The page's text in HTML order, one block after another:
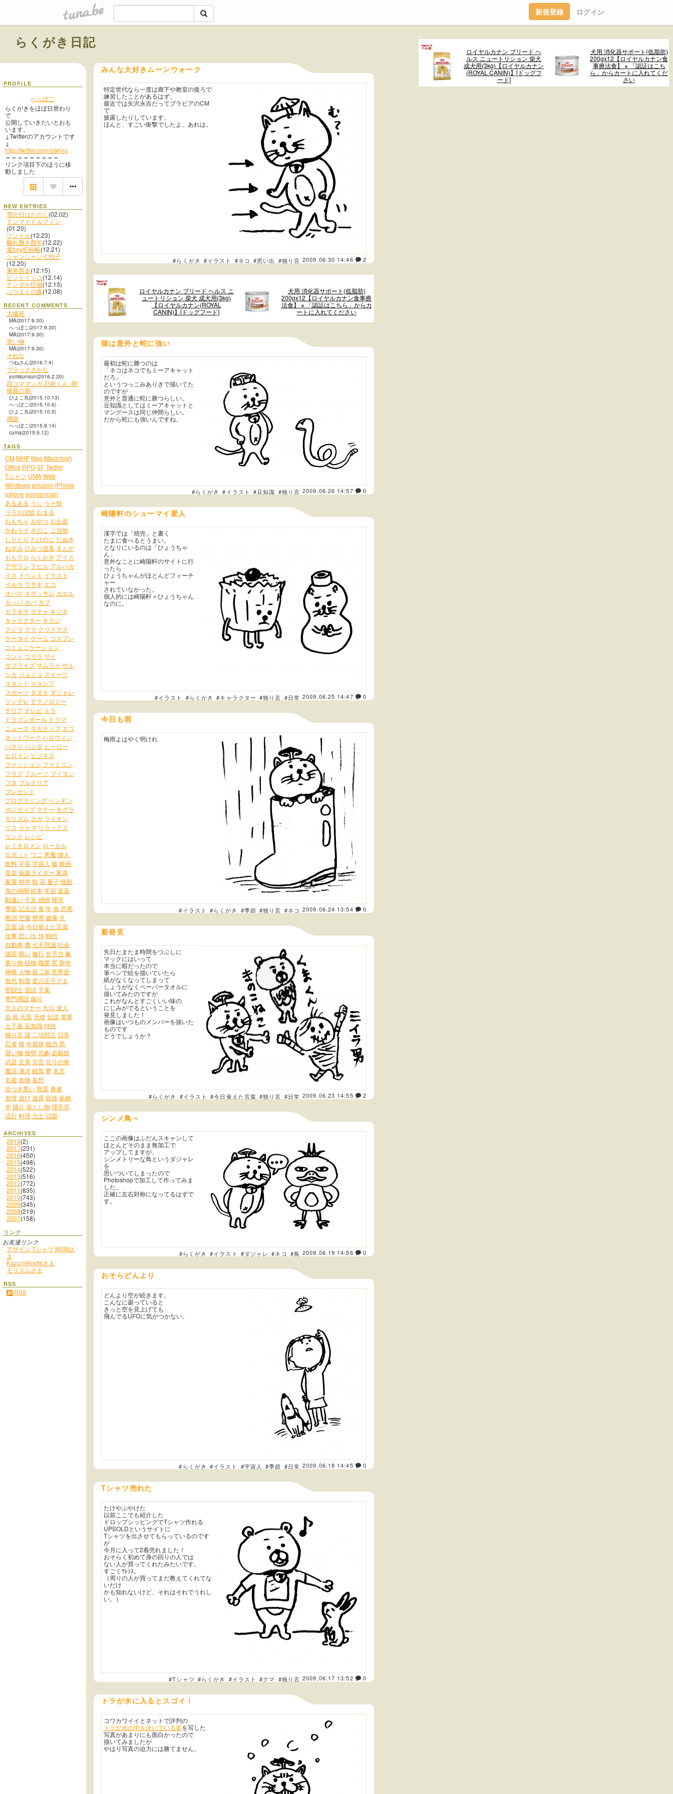
tuna.be 新規登録 ログイン
ロイヤルカナン ブリード ヘ
ルス ニュートリション 柴犬
成犬用(3kg)【ロイヤルカナン
(ROYAL CANIN)】[ドッグフ
ード]
犬用 消化器サポート(低脂肪)
200gx12【ロイヤルカナン食
事療法食】 ※ 「認証はこち
ら」からカートに入れてくだ
さい
らくがき日記
PROFILE
へっぽこ
らくがきをほぼ日替わり
で
公開していきたいとおも
います。
↓Twitterのアカウントです
↓
http://twitter.com/izahiro
＝＝＝＝＝＝＝＝＝
リンク項目下のほうに移
動しました
NEW ENTRIES
雪の日はたのし(02.02)
ドンマイドルフィン
(01.20)
ツンドル(12.23)
離れ難き酉年(12.22)
鬼hey犯科帳(12.21)
シャンシャン七拍子
(12.20)
東奔西走(12.15)
ビットインコ(12.14)
ナンダか巨猫(12.13)
ぶつよくの森(12.08)
RECENT COMMENTS
大爆死
MA(2017.9.30)
へっぽこ(2017.9.30)
MA(2017.9.30)
買い物
MA(2017.9.30)
それな
つねさん(2016.7.4)
ブラックさかな
yumisunsun(2016.2.20)
四コママンガ 忍術くん -阿
修羅の章-
ひよこ丸(2015.10.13)
へっぽこ(2015.10.6)
ひよこ丸(2015.10.5)
感謝
へっぽこ(2015.9.14)
cuma(2015.9.12)
TAGS
CMMHPMacMacintosh
Office RPGSFTwitter
Tシャツ UMAWeb
Windowsamazon iPhone
iphoneponponpain
あるある うし うそ祭
うろおぼ絵 おまる
おもちゃ おやつ お土産
かわうそ きのこ ご当地
しりとり たけのこ たぬき
ねずみひみつ道具 まんが
ももクロ らくがき アイス
アザラシ アヒル アルパカ
イス イベント イラスト
イルカ ウサギ エコ
オバケ オポッサム カエル
カッパ カバ カブ
カラオケ ガチャ キツネ
キャラクター キリン
クジラ クマ クリスマス
ケータイ ゲーム コスプレ
コミュニケーション
コント ゴリラ サイ
サプライズサムライ サル
シカ ジョジョ スイーツ
スタンド スタンプ
スポーツ タヌキ ダジャレ
ツンデレ テクノロジー
テリア テレビ トラ
ドラゴンボール ドラマ
ニュース ネガティブ ネコ
ネットワーク ハロウィン
パクリ パンダ ヒーロー
ヒロイン ビジネス
ファッション ファミコン
フラグ フルーツ ブイヨン
ブタ ブルテリア
プレゼント
プログラミングペンギン
ポジティブ マナー モグラ
モリズム ヨガ ライオン
リス リャマ リラックス
リンク レシピ
レミオロメン ローカル
ロボット ワニ 悪魔偉人
飲料宇宙宇宙人 嘘映画
音楽仮面ライダー 家具
家電科学歌 花菓子怪獣
海の仲間 絵本学習 楽器
勘違い干支 感情 帰宅
季節記念日 鬼牛魚 恐竜
教訓 空腹 携帯健康犬
言葉諺今日覚えた言葉
仕事 思い出 侍時代
自動車 鹿七不思議 社会
謝罪呪い修行女子力 象
乗り物 植物 職業 尻新年
神様 人物 厨二病世界史
世代制度星の王子さま
聖闘士昔話千葉
専門用語煽り
大人のマナー 大仏 達人
虫 鳥 天気 天使 伝説 電車
土下座 豆知識特技
独り言謎 二項対立 日常
忍者猫年賀状能力 馬
買い物 発明 悲劇 必殺技
武器文具方言北斗の拳
魔法漫才眠気夢名言
名産名物 妄想
目つき悪い野菜 勇者
友情遊び遊具妖怪妖精
羊踊り 落とし物 理不尽
流行料理 力士話題
ARCHIVES
2018(2)
2017(231)
2016(450)
2015(498)
2014(522)
2013(516)
2012(772)
2011(835)
2010(743)
2009(345)
2008(219)
2007(158)
リンク
お友達リンク
デザイン Tシャツ MSMさ
ま
KazumiKraftsさま
モリズムさま
RSS
RSS
みんな大好きムーンウォーク
特定世代なら一度は廊下や教室の後ろで
練習したことがあるはず。
最近では矢沢永吉だってブラビアのCM
で
披露したりしています。
ほんと、すごい衝撃でしたよ、あれは。
#らくがき #イラスト #ネコ #思い出 #独り言 2009.06.30 14:46 2
ロイヤルカナン ブリード ヘルス ニ
ュートリション 柴犬 成犬用(3kg)
【ロイヤルカナン(ROYAL
CANIN)】[ドッグフード]
犬用 消化器サポート(低脂肪)
200gx12【ロイヤルカナン食事療
法食】 ※ 「認証はこちら」からカ
ートに入れてください
猫は意外と蛇に強い
最初は蛇に勝つのは
「ネコはネコでもミーアキャット
だろ」
というつっこみありきで描いてた
のですが
意外と普通に蛇に勝つらしい。
豆知識としてはミーアキャットと
マングースは同じ仲間らしい。
だから蛇にも強いんですね。
#らくがき #イラスト #豆知識 #独り言 2009.06.26 14:57 0
崎陽軒のシューマイ星人
漢字では「焼売」と書く
たまに食べるとうまい。
となりにいるのは「ひょうちゃ
ん」
意外なことに崎陽軒のサイトに行
ったら
ひょうちゃんがほとんどフィーチ
ャー
されていなかった。
個人的には崎陽軒＝ひょうちゃん
なのに。
#イラスト #らくがき #キャラクター #独り言 #日常 2009.06.25 14:47 0
今日も雨
梅雨よはやく明けれ
#イラスト #らくがき #季節 #独り言 #ネコ 2009.06.24 13:54 0
新発見
先日たまたま時間をつぶしに
マックにはいって
本当に暇だったので
筆ペンで絵を描いていたら
紙がなくなってしまって
しょうがなくペーパータオルに
描いてみたのですが
これがなんとすごくいい味の
にじみがでるということを
発見しました！
画像はいつものメンバーを描いた
ものです
どうでしょうか？
#らくがき #イラスト #今日覚えた言葉 #独り言 #日常 2009.06.23 14:55 2
シンメ鳥～
ここの画像はふだんスキャンして
ほとんどそのまま無加工で
アップしてますが、
シンメトリーな鳥というダジャレ
を
思いついてしまったので
Photoshopで加工して作ってみま
した。
正確に左右対称になってるはずで
す。
#らくがき #イラスト #ダジャレ #ネコ #鳥 2009.06.19 14:56 0
おそらどんより
どんより空が続きます。
こんなに曇っていると
きっと空を見上げても
飛んでるUFOに気がつかない。
#らくがき #イラスト #宇宙人 #季節 #日常 2009.06.18 14:45 0
Tシャツ売れた
たけやぶやけた
以前ここでも紹介した
ドロップシッピングでTシャツ作れる
UPSOLDというサイトに
Tシャツを出させてもらっているのです
が
今月に入って2着売れました！
おそらく初めて身の回りの人では
ない人が買ってくれたみたいです。
すごくｳﾚｼｽ。
（周りの人が買ってまだ教えてくれてな
いだけ
かも知れないけど、それはそれでうれし
い。）
#Tシャツ #らくがき #イラスト #クマ #独り言 2009.06.17 13:52 0
トラが水に入るとスゴイ！
コワカワイイとネットで評判の
トラが水の中を泳いでいる姿を写した
写真があまりにも面白かったので
描いてみましたが
やはり写真の迫力には勝てません。